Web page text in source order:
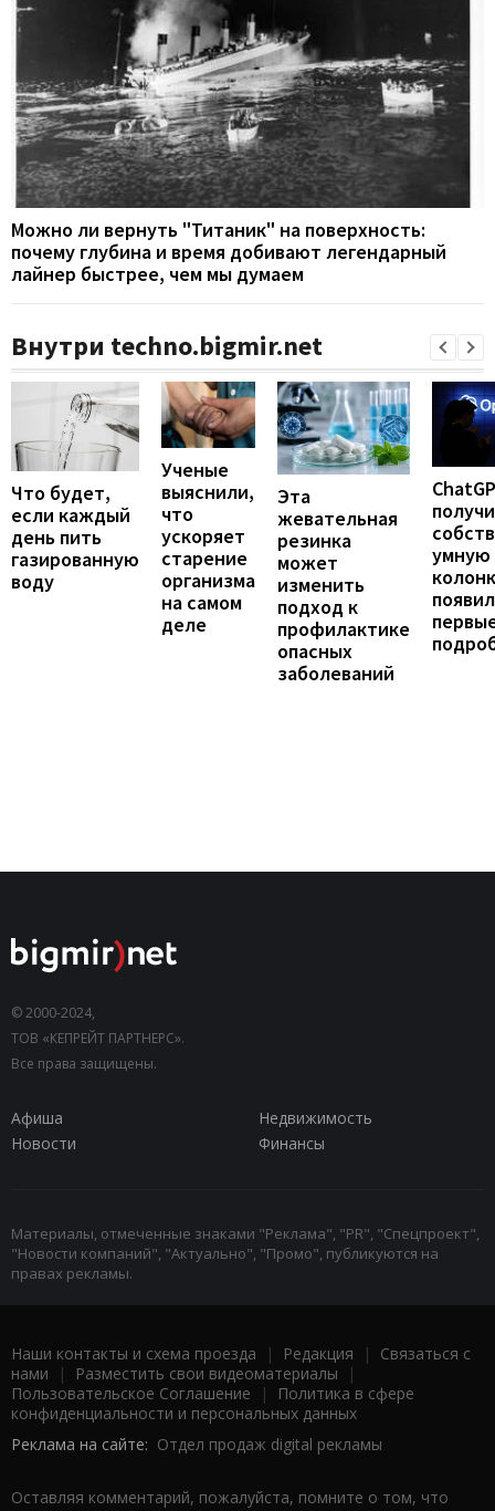
Можно ли вернуть "Титаник" на поверхность:
почему глубина и время добивают легендарный
лайнер быстрее, чем мы думаем
Внутри techno.bigmir.net
Что будет,
если каждый
день пить
газированную
воду
Ученые
выяснили,
что
ускоряет
старение
организма
на самом
деле
Эта
жевательная
резинка
может
изменить
подход к
профилактике
опасных
заболеваний
умную
© 2000-2024,
ТОВ «КЕПРЕЙТ ПАРТНЕРС».
Все права защищены.
Афиша
Недвижимость
Новости
Финансы
Материалы, отмеченные знаками "Реклама", "PR", "Спецпроект",
"Новости компаний", "Актуально", "Промо", публикуются на
правах рекламы.
Наши контакты и схема проезда | Редакция | Связаться с
нами | Разместить свои видеоматериалы |
Пользовательское Соглашение |
Политика в сфере
конфиденциальности и персональных данных
Реклама на сайте: Отдел продаж digital рекламы
Оставляя комментарий, пожалуйста, помните о том, что